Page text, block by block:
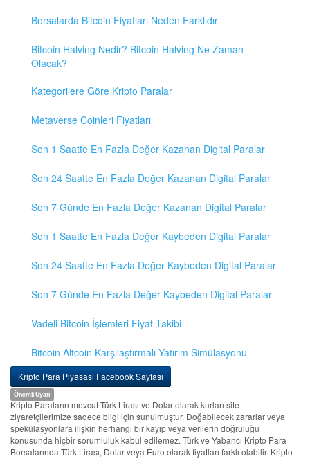
Borsalarda Bitcoin Fiyatları Neden Farklıdır
Bitcoin Halving Nedir? Bitcoin Halving Ne Zaman
Olacak?
Kategorilere Göre Kripto Paralar
Metaverse Coinleri Fiyatları
Son 1 Saatte En Fazla Değer Kazanan Digital Paralar
Son 24 Saatte En Fazla Değer Kazanan Digital Paralar
Son 7 Günde En Fazla Değer Kazanan Digital Paralar
Son 1 Saatte En Fazla Değer Kaybeden Digital Paralar
Son 24 Saatte En Fazla Değer Kaybeden Digital Paralar
Son 7 Günde En Fazla Değer Kaybeden Digital Paralar
Vadeli Bitcoin İşlemleri Fiyat Takibi
Bitcoin Altcoin Karşılaştırmalı Yatırım Simülasyonu
Kripto Para Piyasası Facebook Sayfası
Önemli Uyarı
Kripto Paraların mevcut Türk Lirası ve Dolar olarak kurları site
ziyaretçilerimize sadece bilgi için sunulmuştur. Doğabilecek zararlar veya
spekülasyonlara ilişkin herhangi bir kayıp veya verilerin doğruluğu
konusunda hiçbir sorumluluk kabul edilemez. Türk ve Yabancı Kripto Para
Borsalarında Türk Lirası, Dolar veya Euro olarak fiyatları farklı olabilir. Kripto